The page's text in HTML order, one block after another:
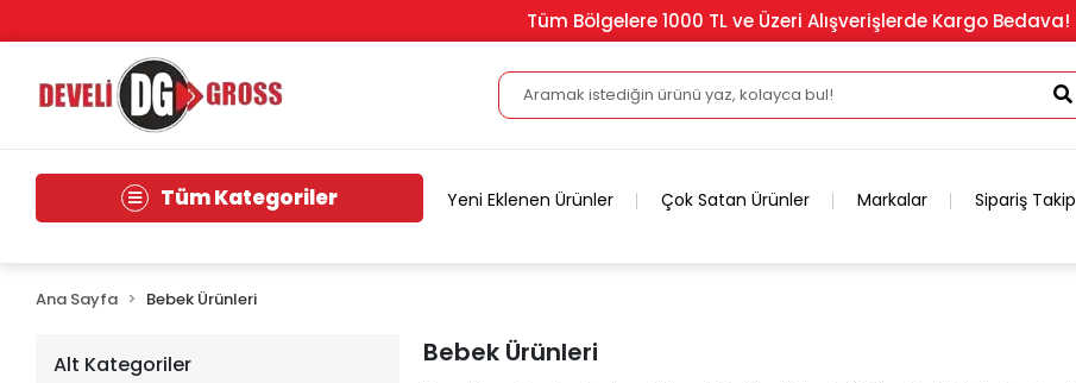
Tüm Bölgelere 1000 TL ve Üzeri Alışverişlerde Kargo Bedava!
Tüm Kategoriler Yeni Eklenen Ürünler Çok Satan Ürünler Markalar Sipariş Takip
Ana Sayfa Bebek Ürünleri
Alt Kategoriler Bebek Ürünleri